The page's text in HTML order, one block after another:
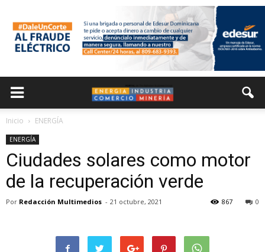
Inicio ENERGÍA
ENERGÍA
Ciudades solares como motor
de la recuperación verde
Por Redacción Multimedios - 21 octubre, 2021 0
867